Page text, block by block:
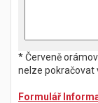
* Červeně
nelze pokračovat
Formulář